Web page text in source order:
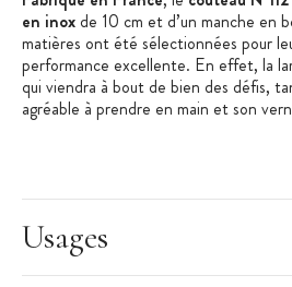
en inox de 10 cm et d’un manche en
matières ont été sélectionnées pour
performance excellente. En effet, la
qui viendra à bout de bien des défis,
agréable à prendre en main et son
pour tous ceux à la recherche de
Les + produit
Usages